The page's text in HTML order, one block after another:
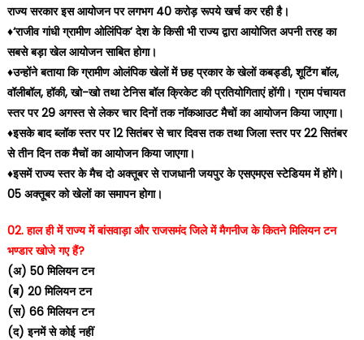
राज्‍य सरकार इस आयोजन पर लगभग 40 करोड़ रूपये खर्च कर रही है।
♦️‘राजीव गांधी ग्रामीण ओलिंपिक’ देश के किसी भी राज्य द्वारा आयोजित अपनी तरह का
सबसे बड़ा खेल आयोजन साबित होगा।
♦️उन्‍होंने बताया कि ग्रामीण ओलंपिक खेलों में छह प्रकार के खेलों कबड्डी, शूटिंग बॉल,
वॉलीबॉल, हॉकी, खो-खो तथा टेनिस बॉल क्रिकेट की प्रतियोगिताएं होंगी। ग्राम पंचायत
स्तर पर 29 अगस्त से लेकर चार दिनों तक नॉकआउट मैचों का आयोजन किया जाएगा।
♦️इसके बाद ब्लॉक स्तर पर 12 सितंबर से चार दिवस तक तथा जिला स्तर पर 22 सितंबर
से तीन दिन तक मैचों का आयोजन किया जाएगा।
♦️इसमें राज्य स्तर के मैच दो अक्‍तूबर से राजधानी जयपुर के एसएमएस स्टेडियम में होंगे।
05 अक्‍तूबर को खेलों का समापन होगा।
02. हाल ही में राज्य में बांसवाड़ा और राजसमंद जिले में मैगनीज के कितने मिलियन टन
भण्डार खोजे गए हैं?
(अ) 50 मिलियन टन
(ब) 20 मिलियन टन
(स) 66 मिलियन टन
(द) इनमें से कोई नहीं